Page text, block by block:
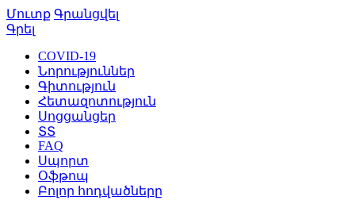
Մուտք Գրանցվել
Գրել
COVID-19
Նորություններ
Գիտություն
Հետազոտություն
Սոցցանցեր
ՏՏ
FAQ
Սպորտ
Օֆթոպ
Բոլոր հոդվածները